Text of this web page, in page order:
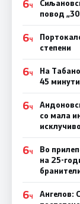
6Ч
повод
6Ч
степени
6Ч
На
45 минути
6Ч
со мала
6Ч
Во
на 25-
6Ч
Ангелов: